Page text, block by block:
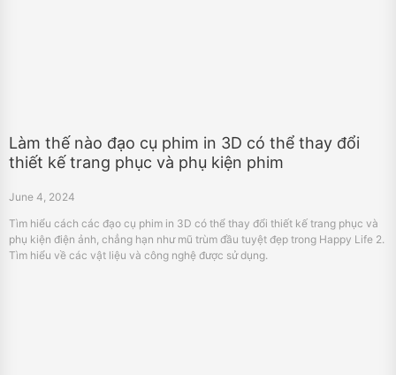
Tìm hiểu cách các đạo cụ phim in 3D có thể thay đổi thiết kế trang phục và
phụ kiện điện ảnh, chẳng hạn như mũ trùm đầu tuyệt đẹp trong Happy Life 2.